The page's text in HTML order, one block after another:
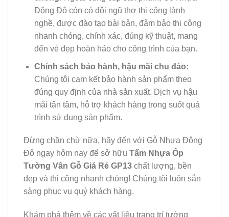
Đông Đô còn có đội ngũ thợ thi công lành
nghề, được đào tạo bài bản, đảm bảo thi công
nhanh chóng, chính xác, đúng kỹ thuật, mang
đến vẻ đẹp hoàn hảo cho công trình của bạn.
Chính sách bảo hành, hậu mãi chu đáo:
Chúng tôi cam kết bảo hành sản phẩm theo
đúng quy định của nhà sản xuất. Dịch vụ hậu
mãi tận tâm, hỗ trợ khách hàng trong suốt quá
trình sử dụng sản phẩm.
Đừng chần chừ nữa, hãy đến với Gỗ Nhựa Đông
Đô ngay hôm nay để sở hữu Tấm Nhựa Ốp
Tường Vân Gỗ Giá Rẻ GP13 chất lượng, bền
đẹp và thi công nhanh chóng! Chúng tôi luôn sẵn
sàng phục vụ quý khách hàng.
Khám phá thêm về các vật liệu trang trí tường